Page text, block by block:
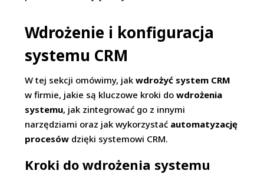
Wdrożenie i konfiguracja
systemu CRM
W tej sekcji omówimy, jakwdrożyć system CRM
w firmie, jakie są kluczowe kroki dowdrożenia
systemu, jak zintegrować go z innymi
narzędziami oraz jak wykorzystać automatyzację
procesów dzięki systemowi CRM.
Kroki do wdrożenia systemu